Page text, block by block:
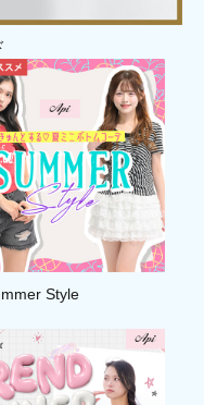
Style